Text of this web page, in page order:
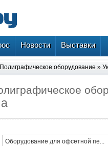
Новости Выставки
Полиграфическое оборудование »
Оборудование для офсетной пе...